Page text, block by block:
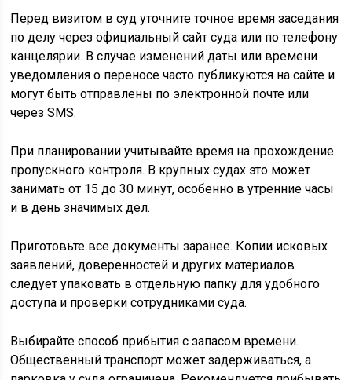
Перед визитом в суд уточните точное время заседания
по делу через официальный сайт суда или по телефону
канцелярии. В случае изменений даты или времени
уведомления о переносе часто публикуются на сайте и
могут быть отправлены по электронной почте или
через SMS.
При планировании учитывайте время на прохождение
пропускного контроля. В крупных судах это может
занимать от 15 до 30 минут, особенно в утренние часы
и в день значимых дел.
Приготовьте все документы заранее. Копии исковых
заявлений, доверенностей и других материалов
следует упаковать в отдельную папку для удобного
доступа и проверки сотрудниками суда.
Выбирайте способ прибытия с запасом времени.
Общественный транспорт может задерживаться, а